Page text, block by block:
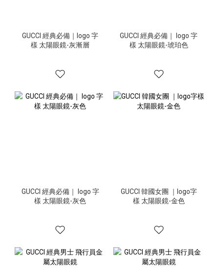
GUCCI 經典必備｜logo 字
樣 太陽眼鏡-灰漸層
GUCCI 經典必備｜ logo 字
樣 太陽眼鏡-琥珀色
GUCCI 經典必備｜ logo 字
樣 太陽眼鏡-灰色
GUCCI 韓國女團 ｜logo字
樣 太陽眼鏡-金色